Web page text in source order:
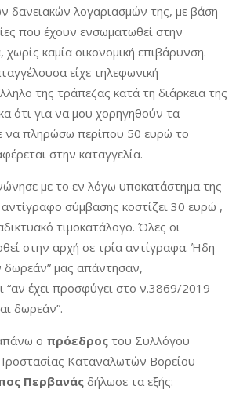
δανειακών λογαριασμών της, με βάση
που έχουν ενσωματωθεί στην
χωρίς καμία οικονομική επιβάρυνση.
είχε τηλεφωνική
της τράπεζας κατά τη διάρκεια της
ότι για να μου χορηγηθούν τα
να πληρώσω περίπου 50 ευρώ το
στην καταγγελία.
με το εν λόγω υποκατάστημα της
σύμβασης κοστίζει 30 ευρώ ,
τιμοκατάλογο. Όλες οι
στην αρχή σε τρία αντίγραφα. Ήδη
μας απάντησαν,
“αν έχει προσφύγει στο ν.3869/2019
δωρεάν”.
ο πρόεδρος του Συλλόγου
Καταναλωτών Βορείου
Περβανάς δήλωσε τα εξής: